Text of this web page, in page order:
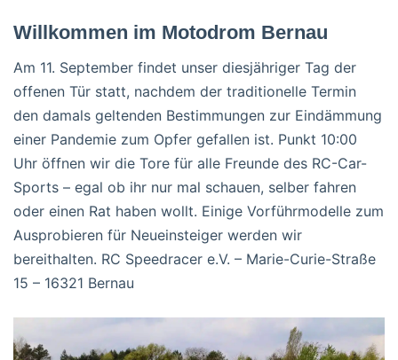
Willkommen im Motodrom Bernau
Am 11. September findet unser diesjähriger Tag der
offenen Tür statt, nachdem der traditionelle Termin
den damals geltenden Bestimmungen zur Eindämmung
einer Pandemie zum Opfer gefallen ist. Punkt 10:00
Uhr öffnen wir die Tore für alle Freunde des RC-Car-
Sports – egal ob ihr nur mal schauen, selber fahren
oder einen Rat haben wollt. Einige Vorführmodelle zum
Ausprobieren für Neueinsteiger werden wir
bereithalten. RC Speedracer e.V. – Marie-Curie-Straße
15 – 16321 Bernau